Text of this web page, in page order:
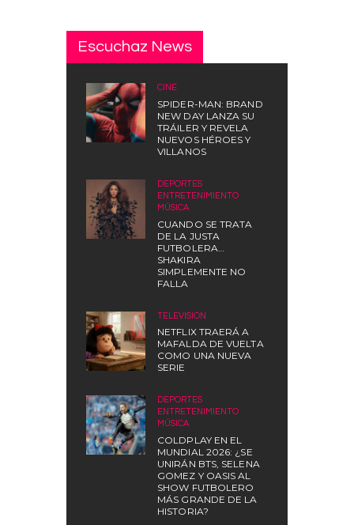
Escuchaz News
CINE
SPIDER-MAN: BRAND
NEW DAY LANZA SU
TRÁILER Y REVELA
NUEVOS HÉROES Y
VILLANOS
DEPORTES
ENTRETENIMIENTO
MÚSICA
CUANDO SE TRATA
DE LA JUSTA
FUTBOLERA…
SHAKIRA
SIMPLEMENTE NO
FALLA
TELEVISIÓN
NETFLIX TRAERÁ A
MAFALDA DE VUELTA
COMO UNA NUEVA
SERIE
DEPORTES
ENTRETENIMIENTO
MÚSICA
COLDPLAY EN EL
MUNDIAL 2026: ¿SE
UNIRÁN BTS, SELENA
GOMEZ Y OASIS AL
SHOW FUTBOLERO
MÁS GRANDE DE LA
HISTORIA?